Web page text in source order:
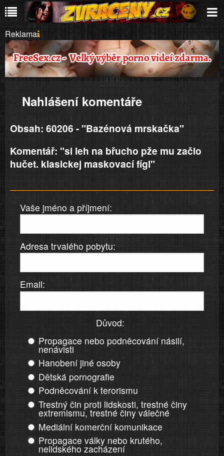
Reklama
Nahlášení komentáře
Obsah: 60206 - "Bazénová mrskačka"
Komentář: "si leh na břucho pže mu začlo
hučet. klasickej maskovací fígl"
Vaše jméno a příjmení:
Adresa trvalého pobytu:
Email:
Důvod:
Propagace nebo podněcování násilí,
nenávisti
Hanobení jiné osoby
Dětská pornografie
Podněcování k terorismu
Trestný čin proti lidskosti, trestné činy
extremismu, trestné činy válečné
Mediální komerční komunikace
Propagace války nebo krutého,
nelidského zacházení